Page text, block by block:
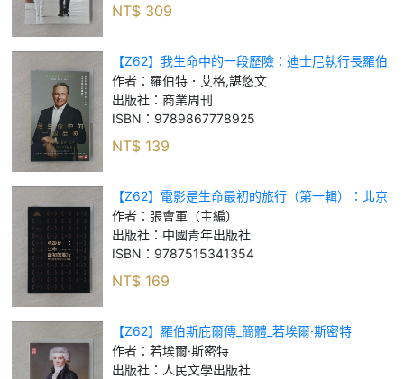
NT$ 309
【Z62】我生命中的一段歷險：迪士尼執行長羅伯
作者： 羅伯特．艾格,諶悠文
出版社： 商業周刊
ISBN： 9789867778925
NT$ 139
【Z62】電影是生命最初的旅行（第一輯）：北京
電影學院校友故事_簡體_張會軍（主編）
作者： 張會軍（主編）
出版社： 中國青年出版社
ISBN： 9787515341354
NT$ 169
【Z62】羅伯斯庇爾傳_簡體_若埃爾·斯密特
作者： 若埃爾·斯密特
出版社： 人民文學出版社